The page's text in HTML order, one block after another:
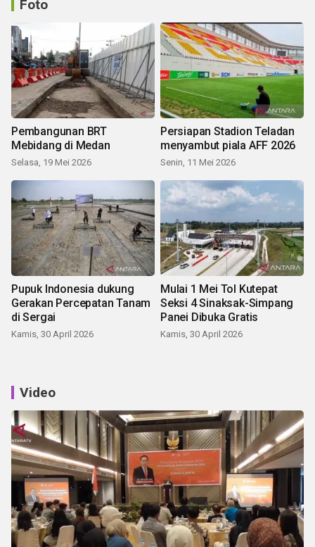
Foto
Pembangunan BRT
Mebidang di Medan
Selasa, 19 Mei 2026
Persiapan Stadion Teladan
menyambut piala AFF 2026
Senin, 11 Mei 2026
Pupuk Indonesia dukung
Gerakan Percepatan Tanam
di Sergai
Kamis, 30 April 2026
Mulai 1 Mei Tol Kutepat
Seksi 4 Sinaksak-Simpang
Panei Dibuka Gratis
Kamis, 30 April 2026
Video